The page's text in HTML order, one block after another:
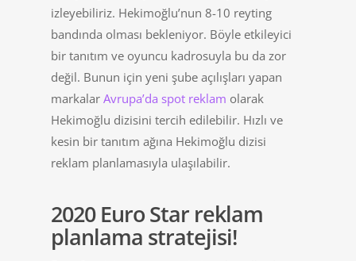
izleyebiliriz. Hekimoğlu’nun 8-10 reyting
bandında olması bekleniyor. Böyle etkileyici
bir tanıtım ve oyuncu kadrosuyla bu da zor
değil. Bunun için yeni şube açılışları yapan
markalar Avrupa’da spot reklam olarak
Hekimoğlu dizisini tercih edilebilir. Hızlı ve
kesin bir tanıtım ağına Hekimoğlu dizisi
reklam planlamasıyla ulaşılabilir.
2020 Euro Star reklam
planlama stratejisi!